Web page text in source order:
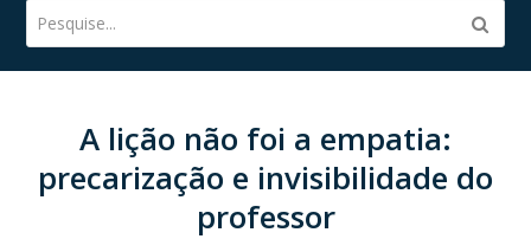
Pesquise...
A lição não foi a empatia:
precarização e invisibilidade do
professor